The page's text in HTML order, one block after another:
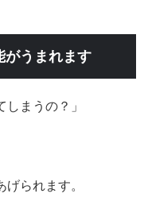
がうまれます
しまうの？」
られます。